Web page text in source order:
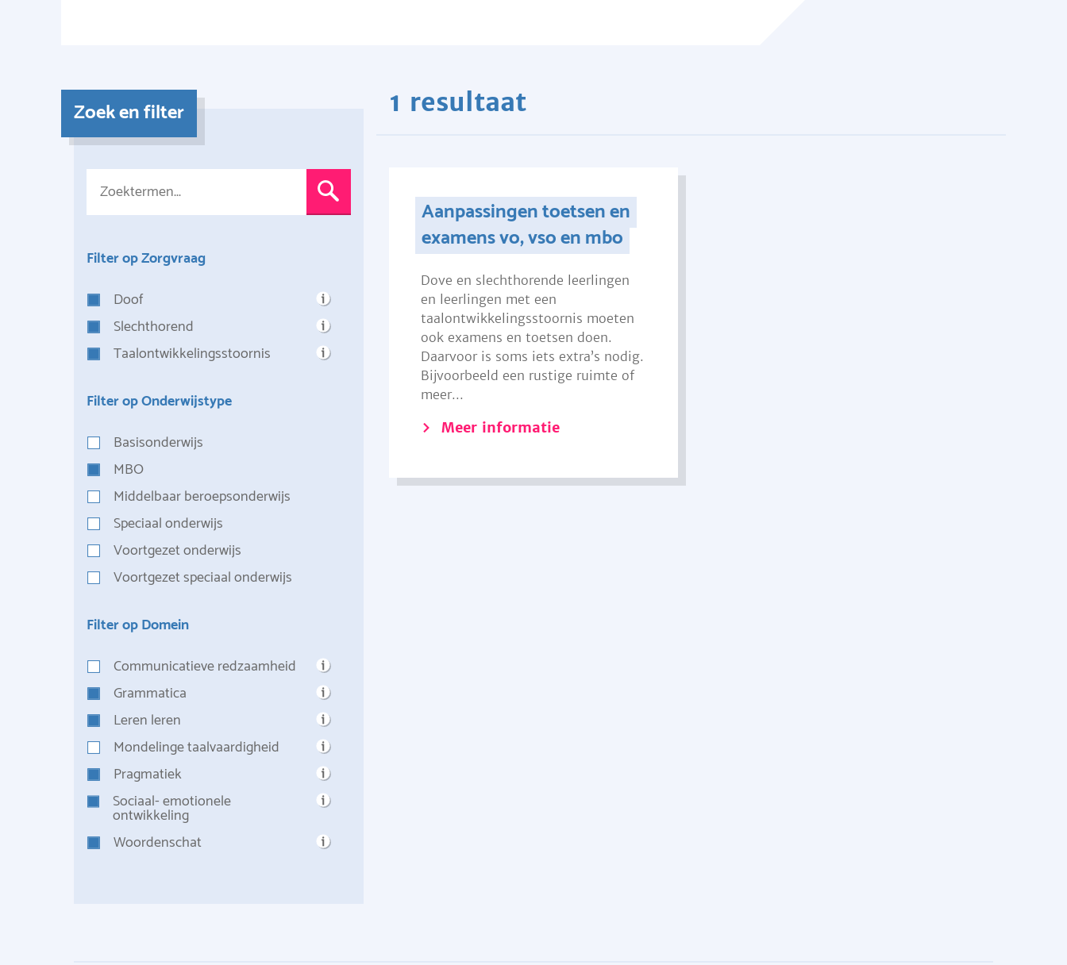
Zoek en filter
Filter op Zorgvraag
Doof
Slechthorend
Taalontwikkelingsstoornis
Filter op Onderwijstype
Basisonderwijs
MBO
Middelbaar beroepsonderwijs
Speciaal onderwijs
Voortgezet onderwijs
Voortgezet speciaal onderwijs
Filter op Domein
Communicatieve redzaamheid
Grammatica
Leren leren
Mondelinge taalvaardigheid
Pragmatiek
Sociaal- emotionele
ontwikkeling
Woordenschat
1 resultaat
Aanpassingen toetsen en
examens vo, vso en mbo
Dove en slechthorende leerlingen
en leerlingen met een
taalontwikkelingsstoornis moeten
ook examens en toetsen doen.
Daarvoor is soms iets extra’s nodig.
Bijvoorbeeld een rustige ruimte of
meer...
Meer informatie